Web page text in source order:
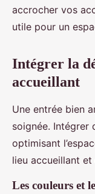
accrocher vos
utile pour un
Intégrer la
accueillant
Une entrée bien
soignée. Intégrer
optimisant
lieu accueillant et
Les couleurs et